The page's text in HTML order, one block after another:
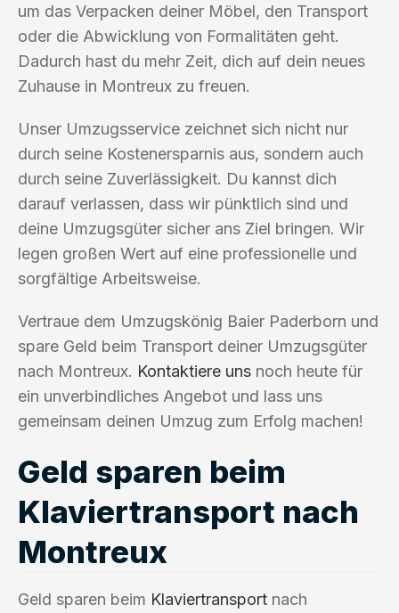
um das Verpacken deiner Möbel, den Transport
oder die Abwicklung von Formalitäten geht.
Dadurch hast du mehr Zeit, dich auf dein neues
Zuhause in Montreux zu freuen.
Unser Umzugsservice zeichnet sich nicht nur
durch seine Kostenersparnis aus, sondern auch
durch seine Zuverlässigkeit. Du kannst dich
darauf verlassen, dass wir pünktlich sind und
deine Umzugsgüter sicher ans Ziel bringen. Wir
legen großen Wert auf eine professionelle und
sorgfältige Arbeitsweise.
Vertraue dem Umzugskönig Baier Paderborn und
spare Geld beim Transport deiner Umzugsgüter
nach Montreux. Kontaktiere uns noch heute für
ein unverbindliches Angebot und lass uns
gemeinsam deinen Umzug zum Erfolg machen!
Geld sparen beim
Klaviertransport nach
Montreux
Geld sparen beim Klaviertransport nach